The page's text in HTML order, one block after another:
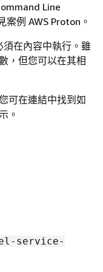
Line
例 AWS Proton。
在內容中執行。雖
，但您可以在其相
可在連結中找到如
。
service-